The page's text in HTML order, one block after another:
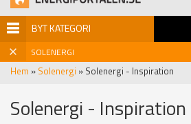
BYT KATEGORI
SOLENERGI
Hem » Solenergi » Solenergi - Inspiration
Solenergi - Inspiration